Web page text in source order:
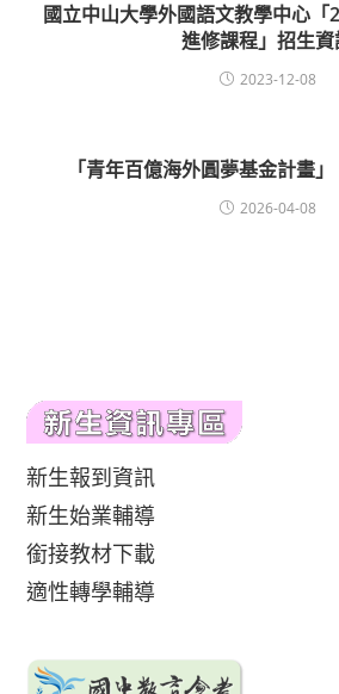
國立中山大學外國語文教學中心「
進修課程」招生資
2023-12-08
「青年百億海外圓夢基金計畫
2026-04-08
新生報到資訊
新生始業輔導
銜接教材下載
適性轉學輔導